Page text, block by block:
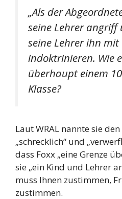
„Als der
seine Lehrer angriff
seine Lehrer ihn
indoktrinieren. Wie
überhaupt einem
Klasse?
Laut WRAL nannte sie
„schrecklich“ und
dass Foxx „eine Grenze
sie „ein Kind und Lehrer
muss Ihnen zustimmen,
zustimmen.